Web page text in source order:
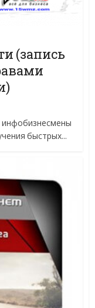
(запись
инфобизнесмены
быстрых...